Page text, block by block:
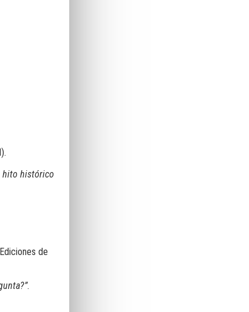
hito histórico
Ediciones de
.